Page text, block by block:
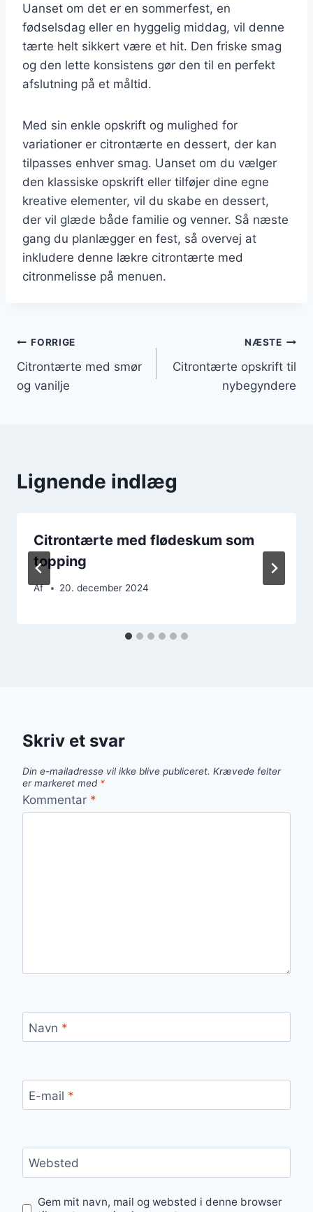
Uanset om det er en sommerfest, en
fødselsdag eller en hyggelig middag, vil denne
tærte helt sikkert være et hit. Den friske smag
og den lette konsistens gør den til en perfekt
afslutning på et måltid.
Med sin enkle opskrift og mulighed for
variationer er citrontærte en dessert, der kan
tilpasses enhver smag. Uanset om du vælger
den klassiske opskrift eller tilføjer dine egne
kreative elementer, vil du skabe en dessert,
der vil glæde både familie og venner. Så næste
gang du planlægger en fest, så overvej at
inkludere denne lækre citrontærte med
citronmelisse på menuen.
Indlægsnavigation
FORRIGE
Citrontærte med smør
og vanilje
NÆSTE
Citrontærte opskrift til
nybegyndere
Lignende indlæg
Citrontærte med flødeskum som
topping
Af 20. december 2024
Skriv et svar
Din e-mailadresse vil ikke blive publiceret. Krævede felter
er markeret med *
Kommentar *
Navn *
E-mail *
Websted
Gem mit navn, mail og websted i denne browser